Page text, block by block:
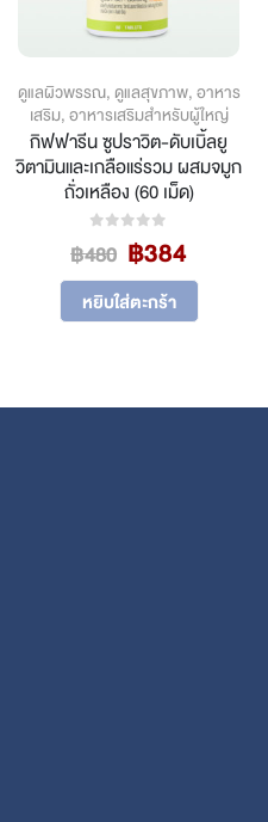
ดูแลผิวพรรณ, ดูแลสุขภาพ,อาหาร
เสริม,อาหารเสริมสำหรับผู้ใหญ่
กิฟฟารีน ซูปราวิต-ดับเบิ้ลยู
วิตามินและเกลือแร่รวม ผสมจมูก
ถั่วเหลือง (60 เม็ด)
฿480 Original
price
was:
฿480.
฿384
price
฿384.
หยิบใส่ตะกร้า